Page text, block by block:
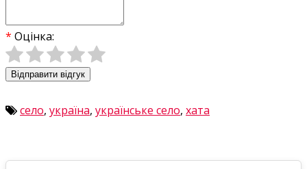
Оцінка:
Відправити відгук
село, україна, українське село, хата